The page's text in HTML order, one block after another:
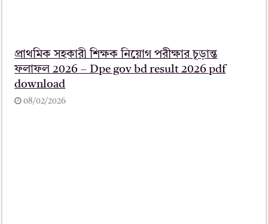
প্রাথমিক সহকারী শিক্ষক নিয়োগ পরীক্ষার চূড়ান্ত
ফলাফল 2026 – Dpe gov bd result 2026 pdf
download
08/02/2026